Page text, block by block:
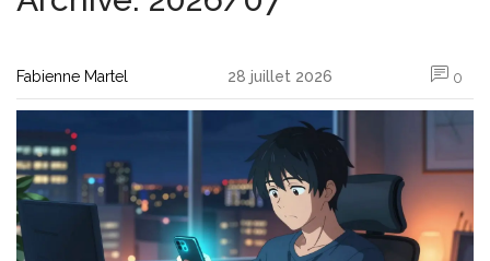
Fabienne Martel 28 juillet 2026 0